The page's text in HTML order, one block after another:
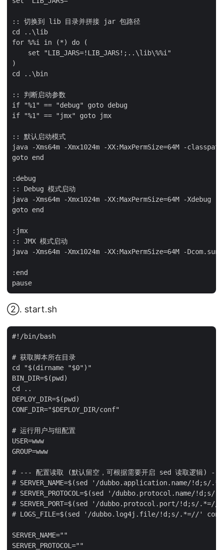
:: 切换到 lib 目录并拼接 jar 包路径
cd ..\lib
for %%i in (*) do (
    set "LIB_JARS=!LIB_JARS!;..\lib\%%i"
)
cd ..\bin
:: 判断启动参数
if "%1" == "debug" goto debug
if "%1" == "jmx" goto jmx
:: 默认启动模式
java -Xms64m -Xmx1024m -XX:MaxPermSize=64M -
goto end
:debug
:: Debug 模式启动
java -Xms64m -Xmx1024m -XX:MaxPermSize=64M -
goto end
:jmx
:: JMX 模式启动
java -Xms64m -Xmx1024m -XX:MaxPermSize=64M -
:end
②. start.sh
#!/bin/bash
# 获取脚本所在目录
cd "$(dirname "$0")"
BIN_DIR=$(pwd)
cd ..
DEPLOY_DIR=$(pwd)
CONF_DIR="$DEPLOY_DIR/conf"
# 运行用户与组配置
USER=www
GROUP=www
# --- 配置读取 (默认留空，可根据需要开启 sed 读取逻辑) ---
# SERVER_NAME=$(sed '/dubbo.application.name/
# SERVER_PROTOCOL=$(sed '/
# SERVER_PORT=$(sed '/dubbo.protocol.port/
# LOGS_FILE=$(sed '/dubbo.log4j.file/!d;s/.*=//'
SERVER_NAME=""
SERVER_PROTOCOL=""